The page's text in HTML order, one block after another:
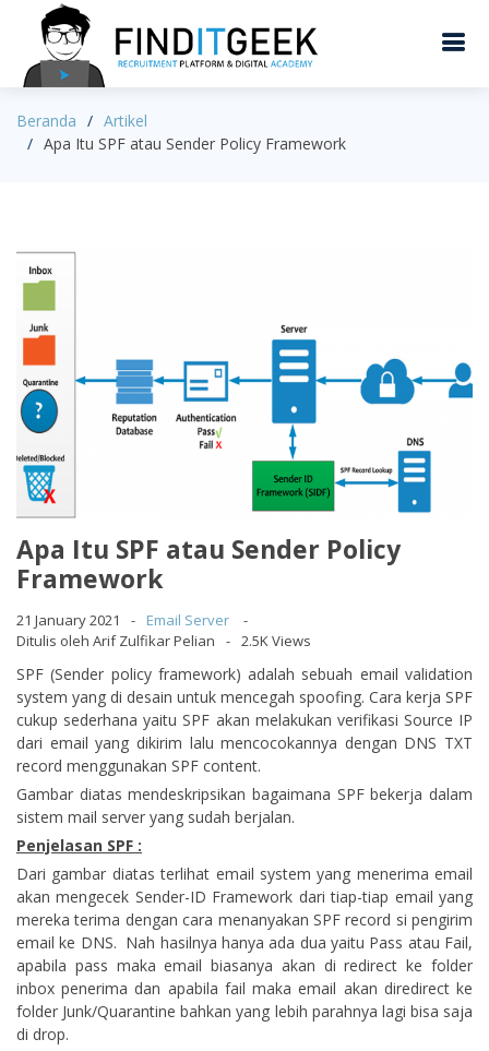
Beranda
Artikel
Apa Itu SPF atau Sender Policy Framework
Apa Itu SPF atau Sender Policy
Framework
21 January 2021
Email Server
Ditulis oleh Arif Zulfikar Pelian
2.5K Views
SPF (Sender policy framework) adalah sebuah email validation
system yang di desain untuk mencegah spoofing. Cara kerja SPF
cukup sederhana yaitu SPF akan melakukan verifikasi Source IP
dari email yang dikirim lalu mencocokannya dengan DNS TXT
record menggunakan SPF content.
Gambar diatas mendeskripsikan bagaimana SPF bekerja dalam
sistem mail server yang sudah berjalan.
Penjelasan SPF :
Dari gambar diatas terlihat email system yang menerima email
akan mengecek Sender-ID Framework dari tiap-tiap email yang
mereka terima dengan cara menanyakan SPF record si pengirim
email ke DNS. Nah hasilnya hanya ada dua yaitu Pass atau Fail,
apabila pass maka email biasanya akan di redirect ke folder
inbox penerima dan apabila fail maka email akan diredirect ke
folder Junk/Quarantine bahkan yang lebih parahnya lagi bisa saja
di drop.